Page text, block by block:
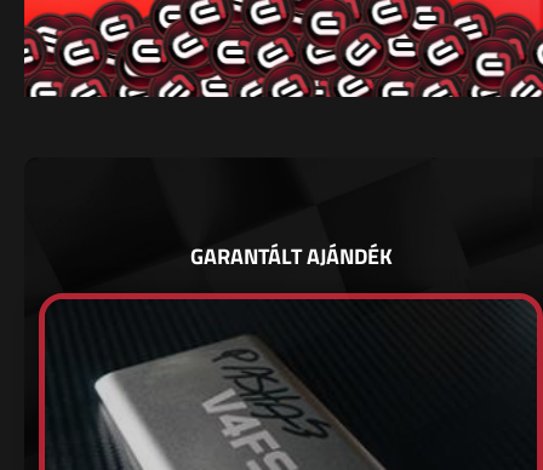
GARANTÁLT AJÁNDÉK